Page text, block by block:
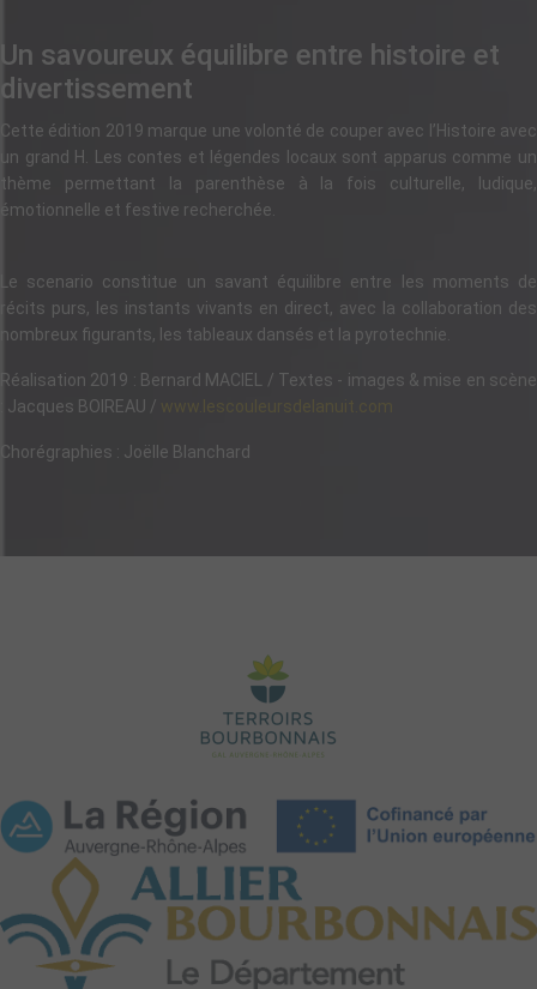
Un savoureux équilibre entre histoire et
divertissement
Cette édition 2019 marque une volonté de couper avec l’Histoire avec
un grand H. Les contes et légendes locaux sont apparus comme un
thème permettant la parenthèse à la fois culturelle, ludique,
émotionnelle et festive recherchée.
Le scenario constitue un savant équilibre entre les moments de
récits purs, les instants vivants en direct, avec la collaboration des
nombreux figurants, les tableaux dansés et la pyrotechnie.
Réalisation 2019 : Bernard MACIEL / Textes - images & mise en scène
: Jacques BOIREAU /
Chorégraphies : Joëlle Blanchard